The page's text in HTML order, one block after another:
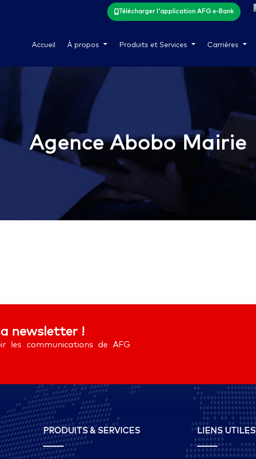
Télécharger l'application AFG e-Bank
Accueil À propos Produits et Services Carrières
Agence Abobo Mairie
newsletter !
les communications de AFG
PRODUITS & SERVICES LIENS UTILES